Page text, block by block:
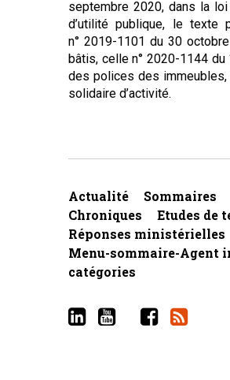
septembre 2020, dans la
d’utilité publique, le texte
n° 2019-1101 du 30
bâtis, celle n° 2020-1144
des polices des
solidaire d’activité.
Actualité Sommaires
Chroniques
Etudes de
Réponses ministérielles
Menu-sommaire-Agent
catégories